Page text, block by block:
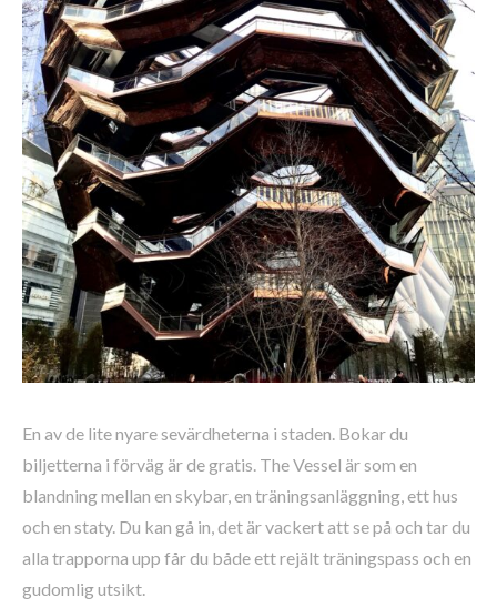
En av de lite nyare sevärdheterna i staden. Bokar du
biljetterna i förväg är de gratis. The Vessel är som en
blandning mellan en skybar, en träningsanläggning, ett hus
och en staty. Du kan gå in, det är vackert att se på och tar du
alla trapporna upp får du både ett rejält träningspass och en
gudomlig utsikt.